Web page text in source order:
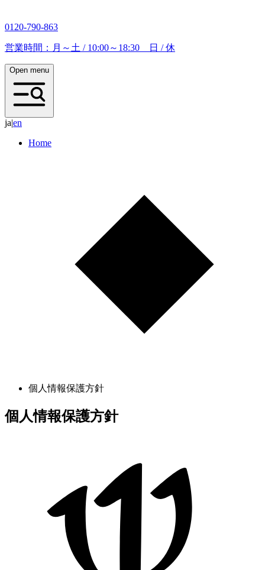
0120-790-863
営業時間：月～土 / 10:00～18:30 日 / 休
Open menu
ja|en
Home
個人情報保護方針
個人情報保護方針